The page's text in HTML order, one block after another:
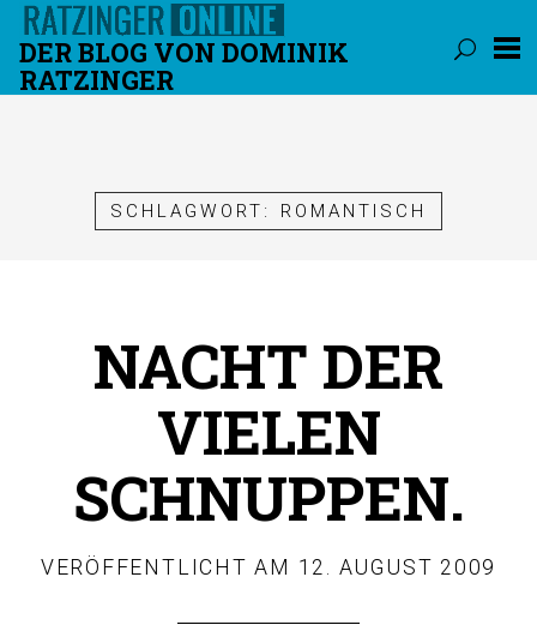
DER BLOG VON DOMINIK
RATZINGER
SCHLAGWORT: ROMANTISCH
NACHT DER
VIELEN
SCHNUPPEN.
VERÖFFENTLICHT AM 12. AUGUST 2009